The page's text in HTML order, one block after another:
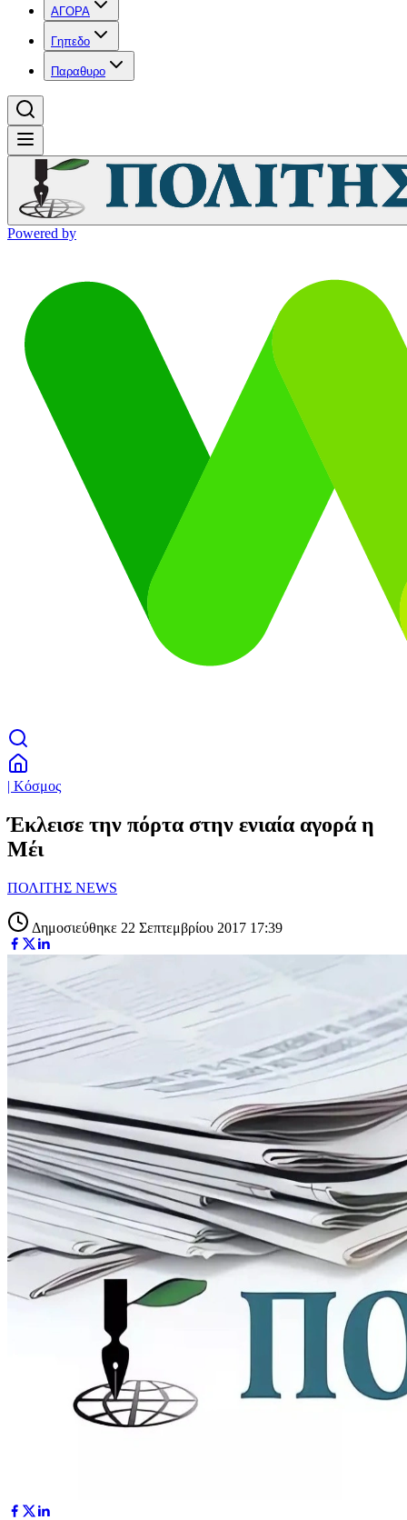
ΑΓΟΡΑ
Γηπεδο
Παραθυρο
Powered by
| Κόσμος
Έκλεισε την πόρτα στην ενιαία αγορά η
Μέι
ΠΟΛΙΤΗΣ NEWS
Δημοσιεύθηκε 22 Σεπτεμβρίου 2017 17:39